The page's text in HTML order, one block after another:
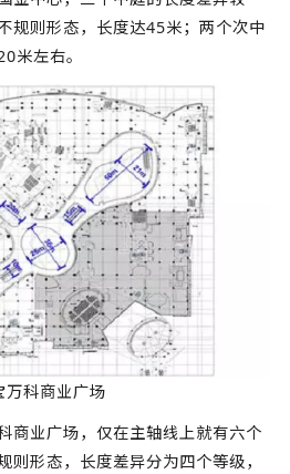
规则形态，长度达45米；两个次中
米左右。
万科商业广场
商业广场，仅在主轴线上就有六个
则形态，长度差异分为四个等级，